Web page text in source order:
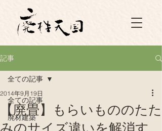
記事
全ての記事
廃材建築
全ての記事
【廃畳】もらいもののたた
みのサイズ違いを解消す
2014年9月19日